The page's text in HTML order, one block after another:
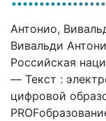
Антонио,
Вивальди
Российская
— Текст :
цифровой